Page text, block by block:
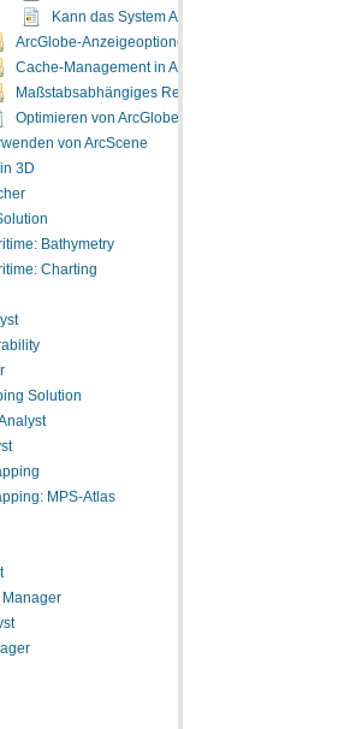
Kann das System ArcGlobe ausführen?
ArcGlobe-Anzeigeoptionen
Cache-Management in ArcGlobe
Maßstabsabhängiges Rendern in ArcGlobe
Optimieren von ArcGlobe
von ArcScene
3D
Bathymetry
Charting
Solution
MPS-Atlas
Manager